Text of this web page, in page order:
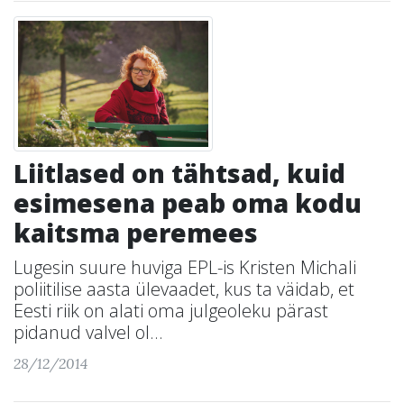
Liitlased on tähtsad, kuid
esimesena peab oma kodu
kaitsma peremees
Lugesin suure huviga EPL-is Kristen Michali
poliitilise aasta ülevaadet, kus ta väidab, et
Eesti riik on alati oma julgeoleku pärast
pidanud valvel ol...
28/12/2014